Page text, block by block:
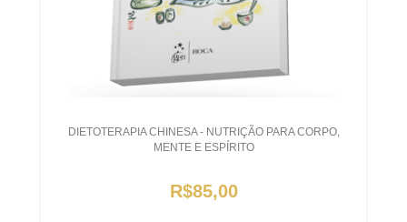
DIETOTERAPIA CHINESA - NUTRIÇÃO PARA CORPO,
MENTE E ESPÍRITO
R$85,00